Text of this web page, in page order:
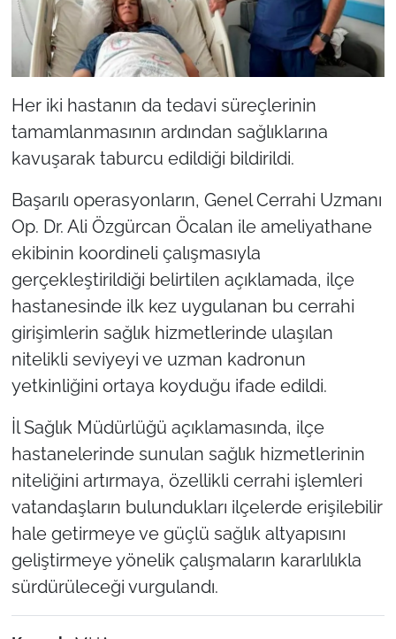
Her iki hastanın da tedavi süreçlerinin
tamamlanmasının ardından sağlıklarına
kavuşarak taburcu edildiği bildirildi.
Başarılı operasyonların, Genel Cerrahi Uzmanı
Op. Dr. Ali Özgürcan Öcalan ile ameliyathane
ekibinin koordineli çalışmasıyla
gerçekleştirildiği belirtilen açıklamada, ilçe
hastanesinde ilk kez uygulanan bu cerrahi
girişimlerin sağlık hizmetlerinde ulaşılan
nitelikli seviyeyi ve uzman kadronun
yetkinliğini ortaya koyduğu ifade edildi.
İl Sağlık Müdürlüğü açıklamasında, ilçe
hastanelerinde sunulan sağlık hizmetlerinin
niteliğini artırmaya, özellikli cerrahi işlemleri
vatandaşların bulundukları ilçelerde erişilebilir
hale getirmeye ve güçlü sağlık altyapısını
geliştirmeye yönelik çalışmaların kararlılıkla
sürdürüleceği vurgulandı.